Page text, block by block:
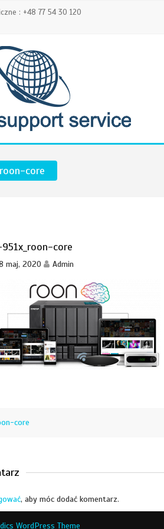
: +48 77 54 30 120
core
core
maj, 2020 Admin
core
, aby móc dodać komentarz.
WordPress Theme